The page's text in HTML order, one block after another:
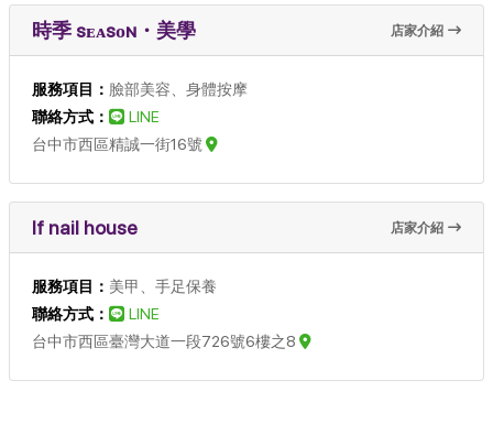
時季 sᴇᴀsᴏɴ・美學 店家介紹
服務項目： 臉部美容、身體按摩
聯絡方式：
LINE
台中市西區精誠一街16號
If nail house 店家介紹
服務項目： 美甲、手足保養
聯絡方式：
LINE
台中市西區臺灣大道一段726號6樓之8